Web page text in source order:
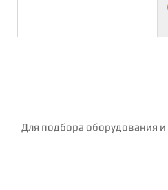
Для подбора оборудования и